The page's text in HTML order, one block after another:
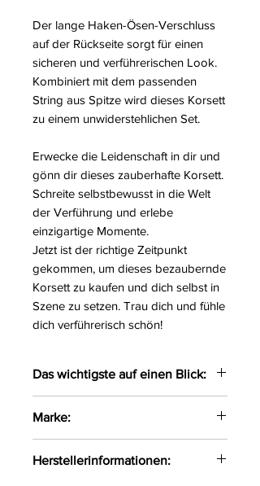
Der lange Haken-Ösen-Verschluss
auf der Rückseite sorgt für einen
sicheren und verführerischen Look.
Kombiniert mit dem passenden
String aus Spitze wird dieses Korsett
zu einem unwiderstehlichen Set.
Erwecke die Leidenschaft in dir und
gönn dir dieses zauberhafte Korsett.
Schreite selbstbewusst in die Welt
der Verführung und erlebe
einzigartige Momente.
Jetzt ist der richtige Zeitpunkt
gekommen, um dieses bezaubernde
Korsett zu kaufen und dich selbst in
Szene zu setzen. Trau dich und fühle
dich verführerisch schön!
Das wichtigste auf einen Blick:
zarten Design
Vorne edler Spitzenstoff,
hinten zarter Tüll liegen weich
Marke:
Herstellerinformationen: